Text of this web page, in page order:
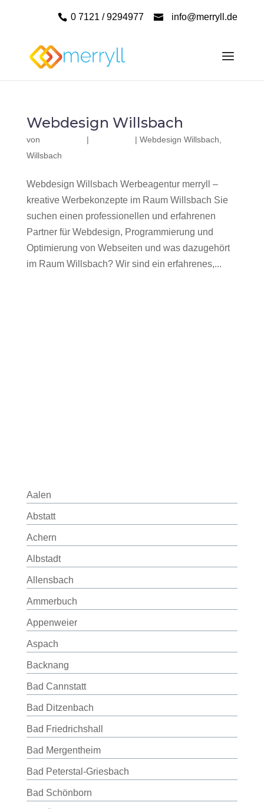
0 7121 / 9294977 info@merryll.de
Webdesign Willsbach
von | | Webdesign Willsbach
Willsbach
Webdesign Willsbach Werbeagentur merryll –
kreative Werbekonzepte im Raum Willsbach Sie
suchen einen professionellen und erfahrenen
Partner für Webdesign, Programmierung und
Optimierung von Webseiten und was dazugehört
im Raum Willsbach? Wir sind ein erfahrenes,...
Aalen
Abstatt
Achern
Albstadt
Allensbach
Ammerbuch
Appenweier
Aspach
Backnang
Bad Cannstatt
Bad Ditzenbach
Bad Friedrichshall
Bad Mergentheim
Bad Peterstal-Griesbach
Bad Schönborn